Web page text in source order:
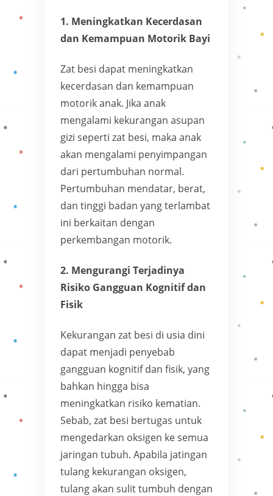
1. Meningkatkan Kecerdasan
dan Kemampuan Motorik Bayi
Zat besi dapat meningkatkan
kecerdasan dan kemampuan
motorik anak. Jika anak
mengalami kekurangan asupan
gizi seperti zat besi, maka anak
akan mengalami penyimpangan
dari pertumbuhan normal.
Pertumbuhan mendatar, berat,
dan tinggi badan yang terlambat
ini berkaitan dengan
perkembangan motorik.
2. Mengurangi Terjadinya
Risiko Gangguan Kognitif dan
Fisik
Kekurangan zat besi di usia dini
dapat menjadi penyebab
gangguan kognitif dan fisik, yang
bahkan hingga bisa
meningkatkan risiko kematian.
Sebab, zat besi bertugas untuk
mengedarkan oksigen ke semua
jaringan tubuh. Apabila jatingan
tulang kekurangan oksigen,
tulang akan sulit tumbuh dengan